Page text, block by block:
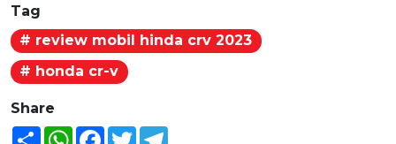
Tag
# review mobil hinda crv 2023
# honda cr-v
Share
Share WhatsAppFacebook
Twitter